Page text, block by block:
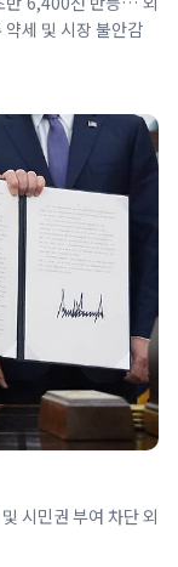
세 및 시장 불안감
시민권 부여 차단 외